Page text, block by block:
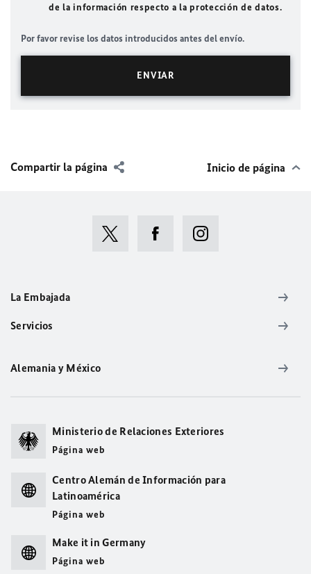
de la información respecto a la protección de datos.
Por favor revise los datos introducidos antes del envío.
Compartir la página Inicio de página
La Embajada
Servicios
Alemania y México
Ministerio de Relaciones Exteriores
Página web
Centro Alemán de Información para
Latinoamérica
Página web
Make it in Germany
Página web